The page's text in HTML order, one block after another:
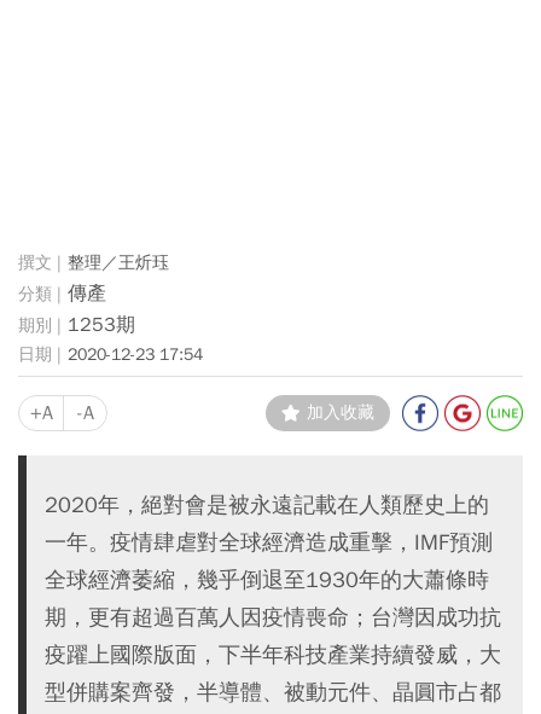
整理／王炘珏
傳產
1253期
2020-12-23 17:54
+A -A 加入收藏
2020年，絕對會是被永遠記載在人類歷史上的
一年。疫情肆虐對全球經濟造成重擊，IMF預測
全球經濟萎縮，幾乎倒退至1930年的大蕭條時
期，更有超過百萬人因疫情喪命；台灣因成功抗
疫躍上國際版面，下半年科技產業持續發威，大
型併購案齊發，半導體、被動元件、晶圓市占都